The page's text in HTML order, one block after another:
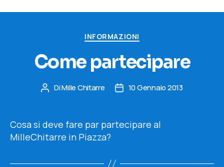
Categorie
INFORMAZIONI
Come partecipare
Autore
DiMille Chitarre
Data10 Gennaio 2013
Cosa si deve fare par partecipare al
MilleChitarre in Piazza?